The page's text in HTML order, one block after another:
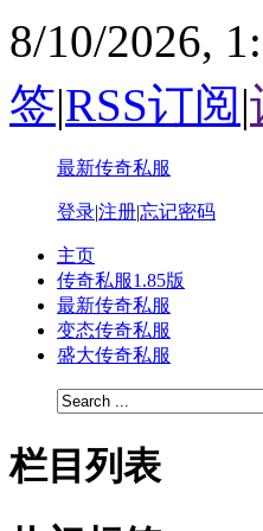
8/10/2026,
签|RSS订阅|
最新传奇私服
登录|注册|忘记密码
主页
传奇私服1.85版
最新传奇私服
变态传奇私服
盛大传奇私服
栏目列表